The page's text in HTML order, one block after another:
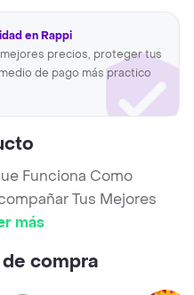
en Rappi
precios, proteger tus
de pago más practico
Funciona Como
Tus Mejores
más
compra